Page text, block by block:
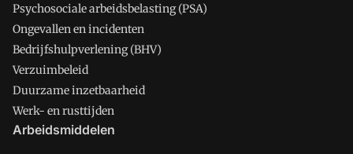
Psychosociale arbeidsbelasting (PSA)
Ongevallen en incidenten
Bedrijfshulpverlening (BHV)
Verzuimbeleid
Duurzame inzetbaarheid
Werk- en rusttijden
Arbeidsmiddelen